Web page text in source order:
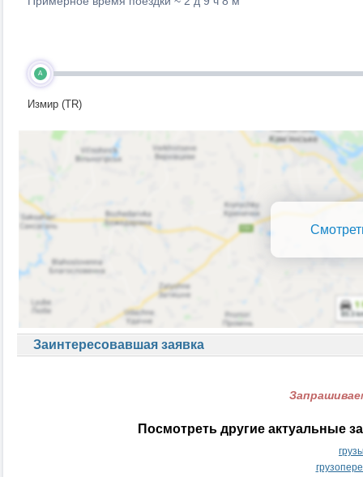
A
Измир (TR)
Заинтересовавшая заявка
Посмотреть другие актуальные